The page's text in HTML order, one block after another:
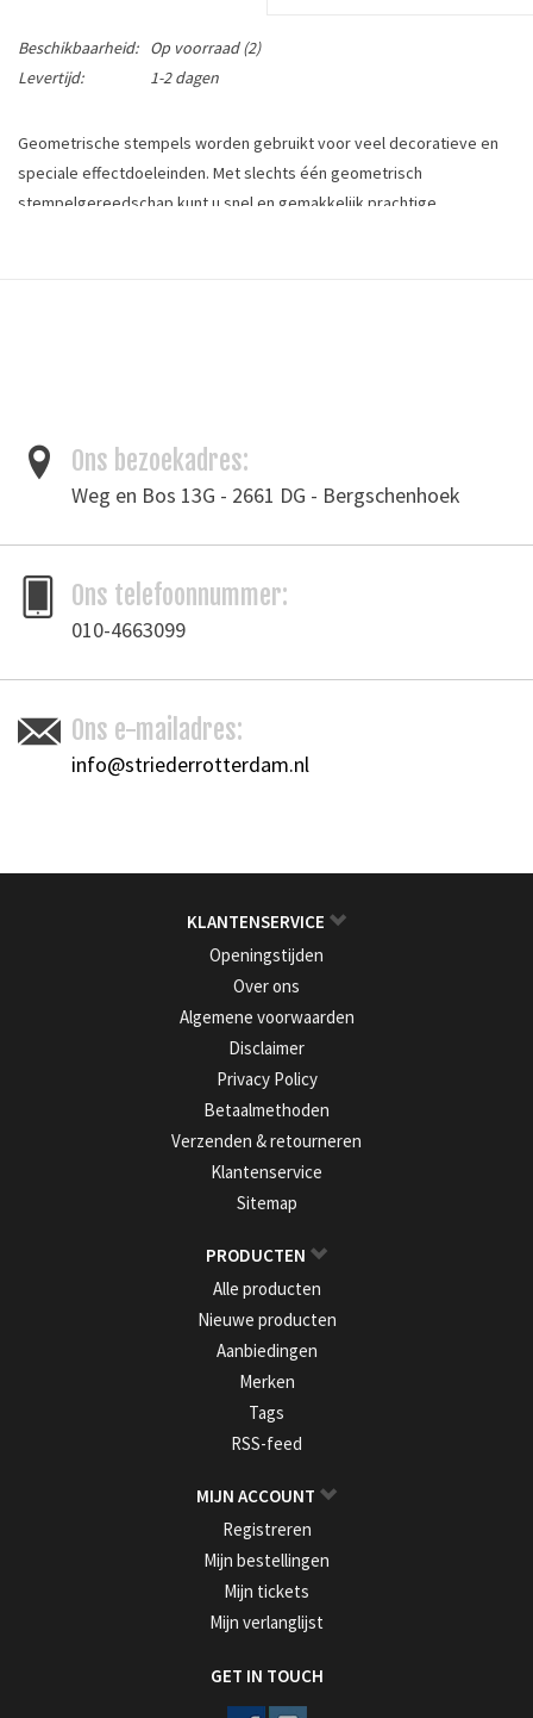
Beschikbaarheid: Op voorraad(2)
Levertijd:
1-2 dagen
Geometrische stempels worden gebruikt voor veel decoratieve en
speciale effectdoeleinden. Met slechts één geometrisch
stempelgereedschap kunt u snel en gemakkelijk prachtige
beautiful repeats that covers a large area quickly and easily.
Ivan Leathercraft
Ons bezoekadres:
Weg en Bos 13G - 2661 DG - Bergschenhoek
Ons telefoonnummer:
010-4663099
Ons e-mailadres:
info@striederrotterdam.nl
KLANTENSERVICE
Openingstijden
Over ons
Algemene voorwaarden
Disclaimer
Privacy Policy
Betaalmethoden
Verzenden & retourneren
Klantenservice
Sitemap
PRODUCTEN
Alle producten
Nieuwe producten
Aanbiedingen
Merken
Tags
RSS-feed
MIJN ACCOUNT
Registreren
Mijn bestellingen
Mijn tickets
Mijn verlanglijst
GET IN TOUCH